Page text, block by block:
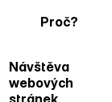
Proč?
Návštěva
webových